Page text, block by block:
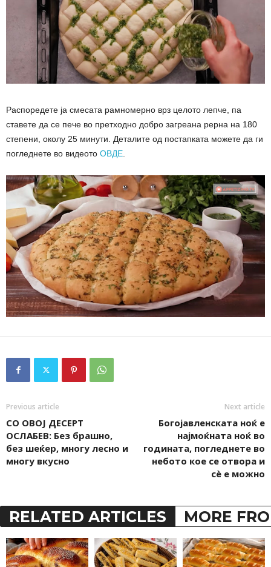
Распоредете ја смесата рамномерно врз целото лепче, па
ставете да се пече во претходно добро загреана рерна на 180
степени, околу 25 минути. Деталите од постапката можете да ги
погледнете во видеото ОВДЕ
Previous article
СО ОВОЈ ДЕСЕРТ
ОСЛАБЕВ: Без брашно,
без шеќер, многу лесно и
многу вкусно
Next article
Богојавленската ноќ е
најмоќната ноќ во
годината, погледнете во
небото кое се отвора и
сè е можно
RELATED ARTICLES MORE